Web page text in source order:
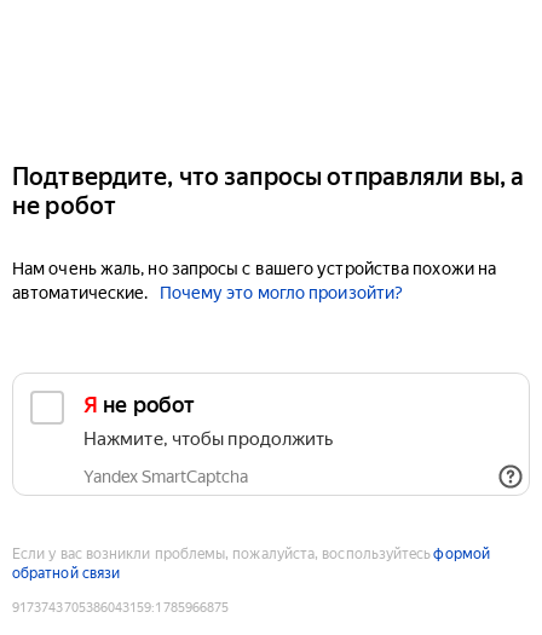
Подтвердите, что запросы отправляли вы, а
не робот
Нам очень жаль, но запросы с вашего устройства похожи на
автоматические.
Почему это могло произойти?
Я не робот
Нажмите, чтобы продолжить
Yandex SmartCaptcha
Если у вас возникли проблемы, пожалуйста, воспользуйтесьформой
обратной связи
9173743705386043159:1785966875